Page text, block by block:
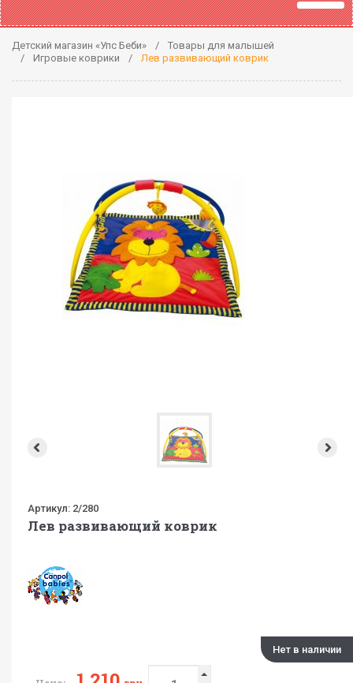
Детский магазин «Упс Беби»
Товары для малышей
Игровые коврики
Лев развивающий коврик
Артикул: 2/280
Лев развивающий коврик
Нет в наличии